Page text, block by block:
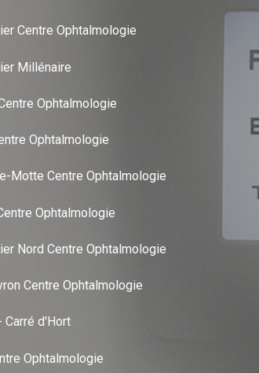
Centre Ophtalmologie
Millénaire
Ophtalmologie
Ophtalmologie
Motte Centre Ophtalmologie
Ophtalmologie
Nord Centre Ophtalmologie
Centre Ophtalmologie
Carré d'Hort
Ophtalmologie